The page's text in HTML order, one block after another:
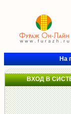
На
ВХОД В